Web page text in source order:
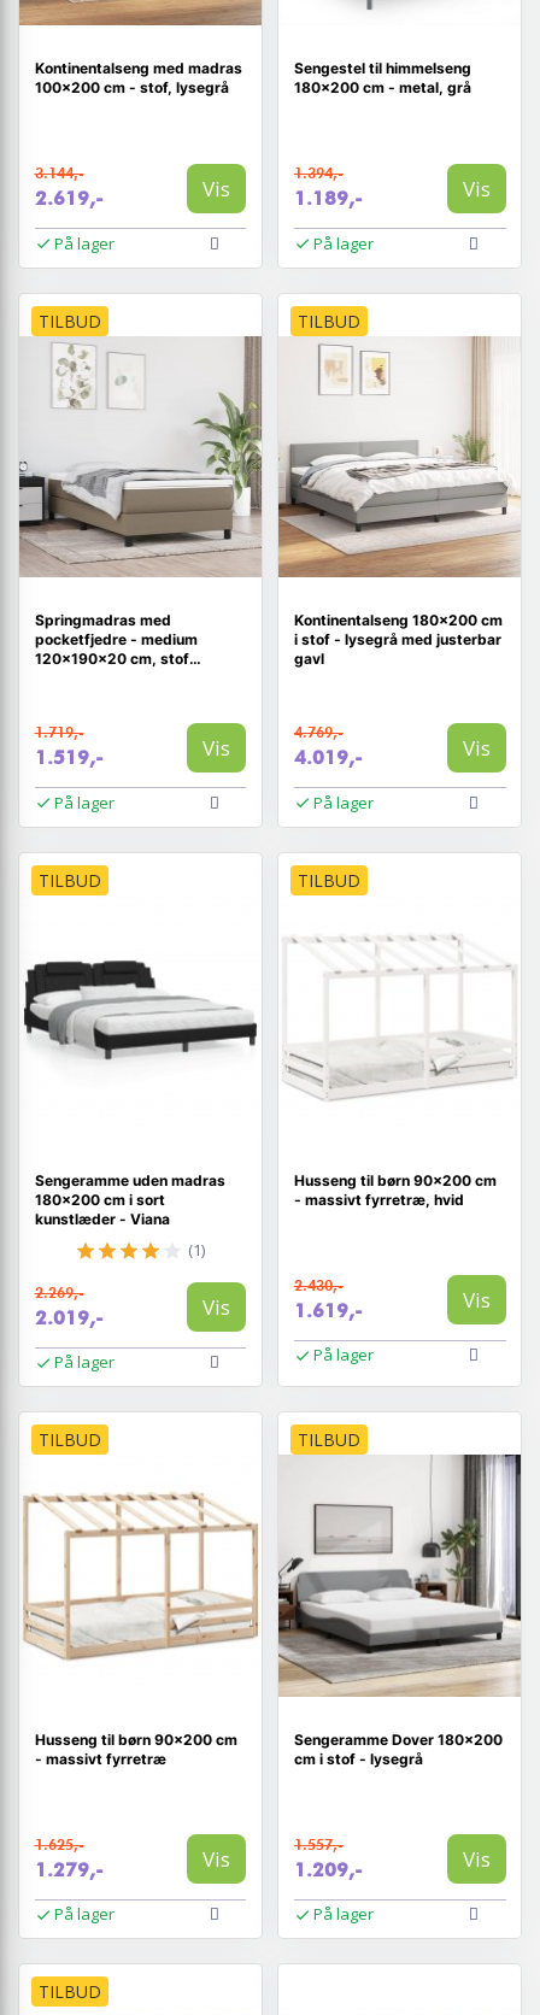
Kontinentalseng med madras
100x200 cm - stof, lysegrå
3.144,-
2.619,- Vis
På lager
Sengestel til himmelseng
180×200 cm - metal, grå
1.394,-
1.189,- Vis
På lager
TILBUD
Springmadras med
pocketfjedre - medium
120×190×20 cm, stof
1.719,-
1.519,- Vis
På lager
TILBUD
Kontinentalseng 180×200 cm
i stof - lysegrå med justerbar
gavl
4.769,-
4.019,- Vis
På lager
TILBUD
Sengeramme uden madras
180x200 cm i sort
kunstlæder - Viana
(1)
2.269,-
2.019,- Vis
På lager
TILBUD
Husseng til børn 90x200 cm
- massivt fyrretræ, hvid
2.430,-
1.619,- Vis
På lager
TILBUD
Husseng til børn 90x200 cm
- massivt fyrretræ
1.625,-
1.279,- Vis
På lager
TILBUD
Sengeramme Dover 180×200
cm i stof - lysegrå
1.557,-
1.209,- Vis
På lager
TILBUD